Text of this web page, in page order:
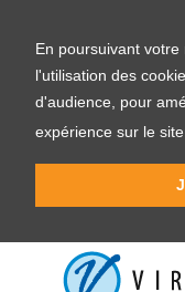
En poursuivant
l'utilisation des
d'audience, pour
expérience sur le site